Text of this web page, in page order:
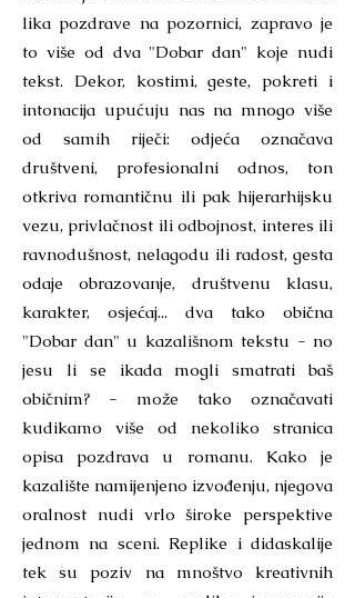
lika pozdrave na pozornici, zapravo je
to više od dva "Dobar dan" koje nudi
tekst. Dekor, kostimi, geste, pokreti i
intonacija upućuju nas na mnogo više
od samih riječi: odjeća označava
društveni, profesionalni odnos, ton
otkriva romantičnu ili pak hijerarhijsku
vezu, privlačnost ili odbojnost, interes ili
ravnodušnost, nelagodu ili radost, gesta
odaje obrazovanje, društvenu klasu,
karakter, osjećaj... dva tako obična
"Dobar dan" u kazališnom tekstu - no
jesu li se ikada mogli smatrati baš
običnim? - može tako označavati
kudikamo više od nekoliko stranica
opisa pozdrava u romanu. Kako je
kazalište namijenjeno izvođenju, njegova
oralnost nudi vrlo široke perspektive
jednom na sceni. Replike i didaskalije
tek su poziv na mnoštvo kreativnih